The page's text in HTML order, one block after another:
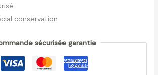
conservation
sécurisée garantie